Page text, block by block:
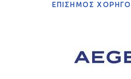
ΕΠΙΣΗΜΟΣ